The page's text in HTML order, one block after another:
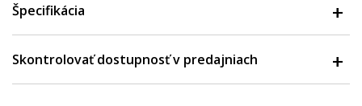
Špecifikácia
Skontrolovať dostupnosť v predajniach